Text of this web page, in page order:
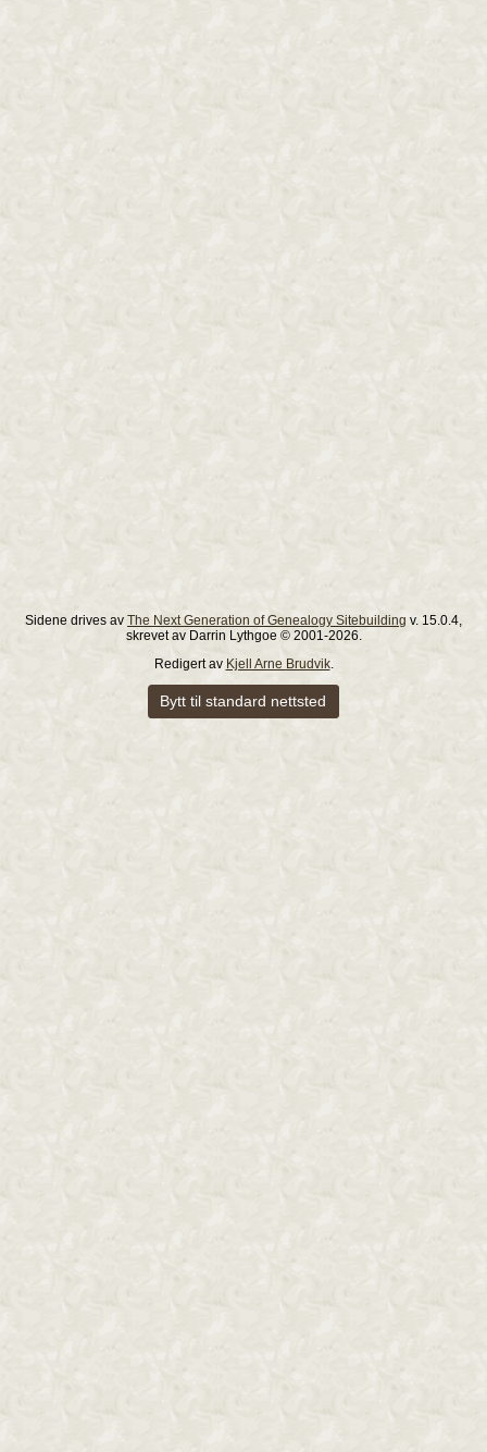
Sidene drives av The Next Generation of Genealogy Sitebuilding v. 15.0.4,
skrevet av Darrin Lythgoe © 2001-2026.
Redigert av Kjell Arne Brudvik.
Bytt til standard nettsted